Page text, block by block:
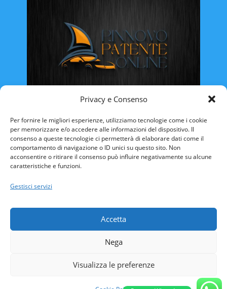
Privacy e Consenso
Per fornire le migliori esperienze, utilizziamo tecnologie come i cookie
per memorizzare e/o accedere alle informazioni del dispositivo. Il
consenso a queste tecnologie ci permetterà di elaborare dati come il
comportamento di navigazione o ID unici su questo sito. Non
acconsentire o ritirare il consenso può influire negativamente su alcune
caratteristiche e funzioni.
Gestisci servizi
Accetta
Nega
Visualizza le preferenze
CAMPANIA
FRIULI VENEZIA-GIULIA
LAZIO
LIGURIA
SARDEGNA
TOSCANA
TRENTINO ALTO-ADIGE